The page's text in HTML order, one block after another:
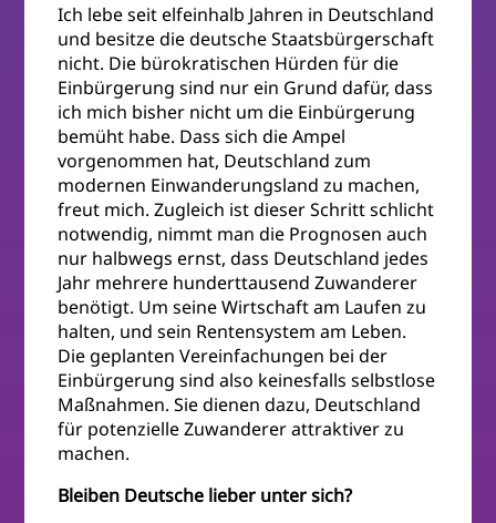
Ich lebe seit elfeinhalb Jahren in Deutschland
und besitze die deutsche Staatsbürgerschaft
nicht. Die bürokratischen Hürden für die
Einbürgerung sind nur ein Grund dafür, dass
ich mich bisher nicht um die Einbürgerung
bemüht habe. Dass sich die Ampel
vorgenommen hat, Deutschland zum
modernen Einwanderungsland zu machen,
freut mich. Zugleich ist dieser Schritt schlicht
notwendig, nimmt man die Prognosen auch
nur halbwegs ernst, dass Deutschland jedes
Jahr mehrere hunderttausend Zuwanderer
benötigt. Um seine Wirtschaft am Laufen zu
halten, und sein Rentensystem am Leben.
Die geplanten Vereinfachungen bei der
Einbürgerung sind also keinesfalls selbstlose
Maßnahmen. Sie dienen dazu, Deutschland
für potenzielle Zuwanderer attraktiver zu
machen.
Bleiben Deutsche lieber unter sich?